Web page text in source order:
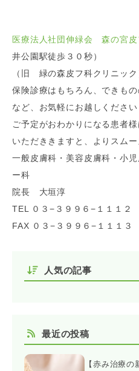
医療法人社団伸緑会 森の宮皮
井公園駅徒歩３０秒）
（旧 緑の森皮フ科クリニック
保険診療はもちろん、できも
など、お気軽にお越しください
ご予定がおわかりになる患者
いただききますと、よりスムー
一般皮膚科・美容皮膚科・小
ー科
院長 大垣淳
TEL ０３−３９９６−１１１２
FAX ０３−３９９６−１１１３
人気の記事
最近の投稿
【赤み治療